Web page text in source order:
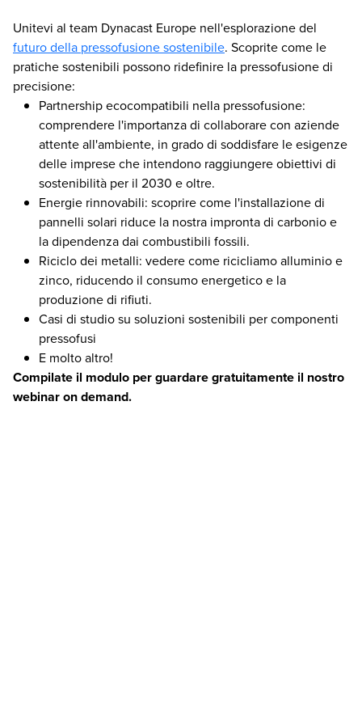
Unitevi al team Dynacast Europe nell'esplorazione del
futuro della pressofusione sostenibile. Scoprite come le
pratiche sostenibili possono ridefinire la pressofusione di
precisione:
Partnership ecocompatibili nella pressofusione:
comprendere l'importanza di collaborare con aziende
attente all'ambiente, in grado di soddisfare le esigenze
delle imprese che intendono raggiungere obiettivi di
sostenibilità per il 2030 e oltre.
Energie rinnovabili: scoprire come l'installazione di
pannelli solari riduce la nostra impronta di carbonio e
la dipendenza dai combustibili fossili.
Riciclo dei metalli: vedere come ricicliamo alluminio e
zinco, riducendo il consumo energetico e la
produzione di rifiuti.
Casi di studio su soluzioni sostenibili per componenti
pressofusi
E molto altro!
Compilate il modulo per guardare gratuitamente il nostro
webinar on demand.